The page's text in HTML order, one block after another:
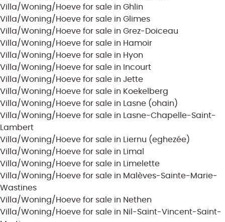
Villa/Woning/Hoeve for sale in Ghlin
Villa/Woning/Hoeve for sale in Glimes
Villa/Woning/Hoeve for sale in Grez-Doiceau
Villa/Woning/Hoeve for sale in Hamoir
Villa/Woning/Hoeve for sale in Hyon
Villa/Woning/Hoeve for sale in Incourt
Villa/Woning/Hoeve for sale in Jette
Villa/Woning/Hoeve for sale in Koekelberg
Villa/Woning/Hoeve for sale in Lasne (ohain)
Villa/Woning/Hoeve for sale in Lasne-Chapelle-Saint-
Lambert
Villa/Woning/Hoeve for sale in Liernu (eghezée)
Villa/Woning/Hoeve for sale in Limal
Villa/Woning/Hoeve for sale in Limelette
Villa/Woning/Hoeve for sale in Malèves-Sainte-Marie-
Wastines
Villa/Woning/Hoeve for sale in Nethen
Villa/Woning/Hoeve for sale in Nil-Saint-Vincent-Saint-